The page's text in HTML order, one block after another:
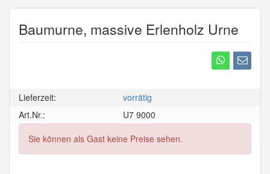
Baumurne, massive Erlenholz Urne
Lieferzeit:
vorrätig
Art.Nr.:
U7 9000
Sie können als Gast keine Preise sehen.